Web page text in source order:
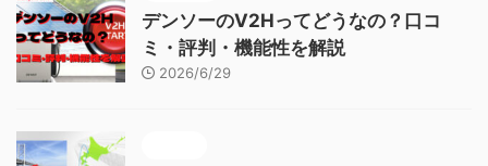
デンソーのV2Hってどうなの？口コ
ミ・評判・機能性を解説
2026/6/29